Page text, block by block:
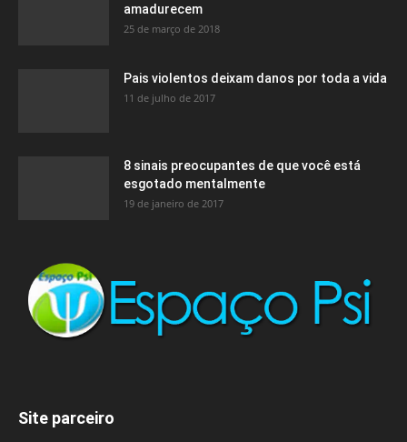
amadurecem
25 de março de 2018
Pais violentos deixam danos por toda a vida
11 de julho de 2017
8 sinais preocupantes de que você está
esgotado mentalmente
19 de janeiro de 2017
Site parceiro